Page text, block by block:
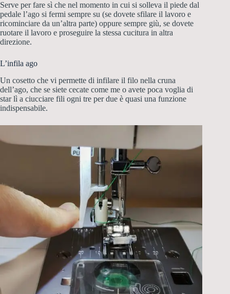
Serve per fare sì che nel momento in cui si solleva il piede dal
pedale l’ago si fermi sempre su (se dovete sfilare il lavoro e
ricominciare da un’altra parte) oppure sempre giù, se dovete
ruotare il lavoro e proseguire la stessa cucitura in altra
direzione.
L’infila ago
Un cosetto che vi permette di infilare il filo nella cruna
dell’ago, che se siete cecate come me o avete poca voglia di
star lì a ciucciare fili ogni tre per due è quasi una funzione
indispensabile.